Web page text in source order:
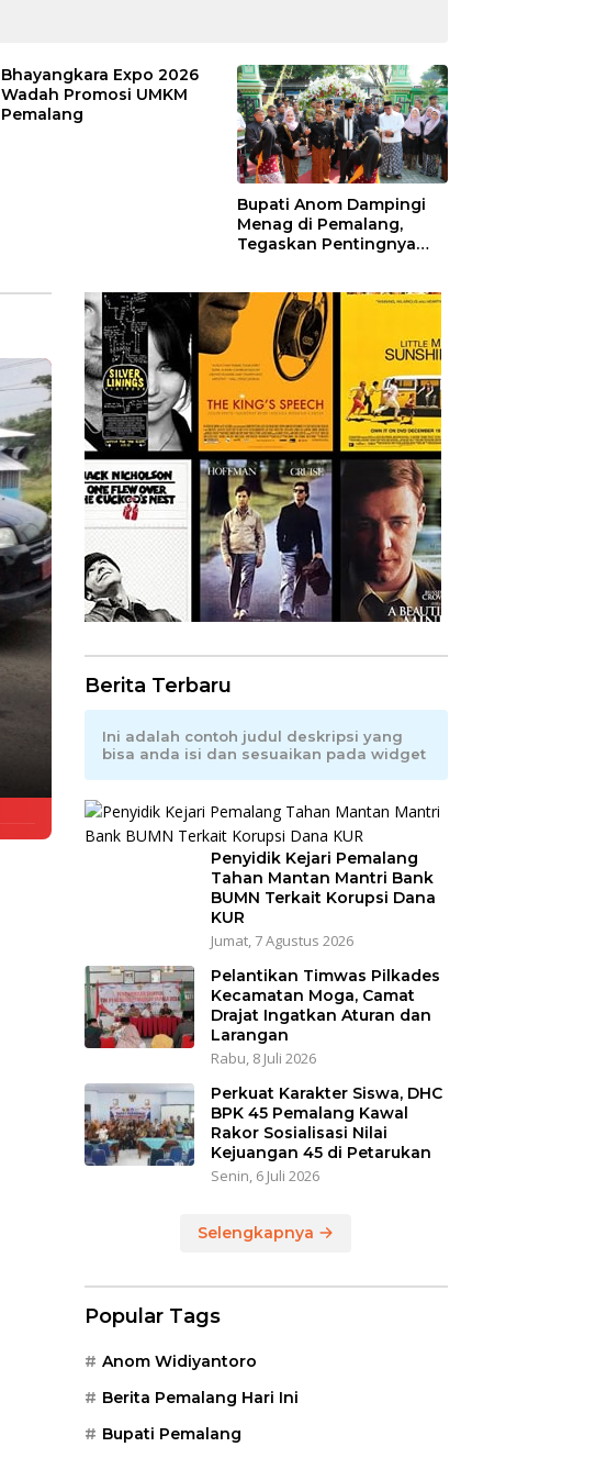
Bhayangkara Expo 2026
Wadah Promosi UMKM
Pemalang
Bupati Anom Dampingi
Menag di Pemalang,
Tegaskan Pentingnya
Berita Terbaru
Ini adalah contoh judul deskripsi yang
bisa anda isi dan sesuaikan pada widget
Penyidik Kejari Pemalang
Tahan Mantan Mantri Bank
BUMN Terkait Korupsi Dana
KUR
Jumat, 7 Agustus 2026
Pelantikan Timwas Pilkades
Kecamatan Moga, Camat
Drajat Ingatkan Aturan dan
Larangan
Rabu, 8 Juli 2026
Perkuat Karakter Siswa, DHC
BPK 45 Pemalang Kawal
Rakor Sosialisasi Nilai
Kejuangan 45 di Petarukan
Senin, 6 Juli 2026
Selengkapnya
Popular Tags
Anom Widiyantoro
Berita Pemalang Hari Ini
Bupati Pemalang